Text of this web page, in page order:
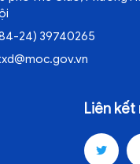
24) 39740265
Liên kết